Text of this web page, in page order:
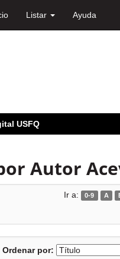
Listar Ayuda
USFQ
Autor
Ir a: 0-9 A
Ordenar por: